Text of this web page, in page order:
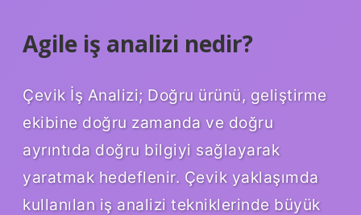
Agile iş analizi nedir?
Çevik İş Analizi; Doğru ürünü, geliştirme
ekibine doğru zamanda ve doğru
ayrıntıda doğru bilgiyi sağlayarak
yaratmak hedeflenir. Çevik yaklaşımda
kullanılan iş analizi tekniklerinde büyük